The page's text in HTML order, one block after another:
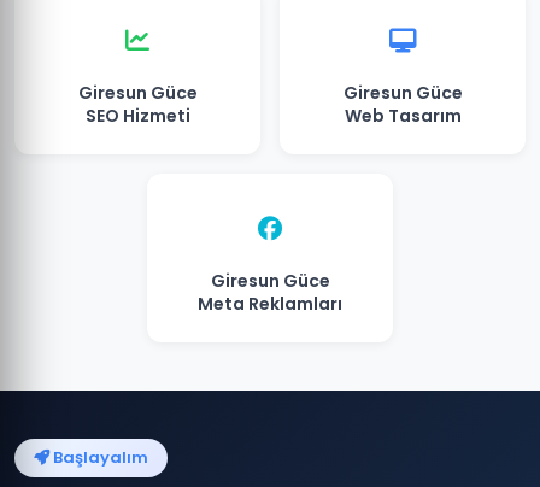
Giresun Güce
SEO Hizmeti
Giresun Güce
Web Tasarım
Giresun Güce
Meta Reklamları
Başlayalım